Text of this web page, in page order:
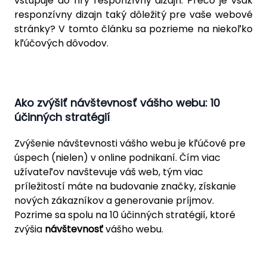
responzívny dizajn taký dôležitý pre vaše webové
stránky? V tomto článku sa pozrieme na niekoľko
kľúčových dôvodov.
Ako zvýšiť návštevnosť vášho webu: 10
účinných stratégií
Zvýšenie návštevnosti vášho webu je kľúčové pre
úspech (nielen) v online podnikaní. Čím viac
užívateľov navštevuje váš web, tým viac
príležitostí máte na budovanie značky, získanie
nových zákazníkov a generovanie príjmov.
Pozrime sa spolu na 10 účinných stratégií, ktoré
zvýšia návštevnosťvášho webu.